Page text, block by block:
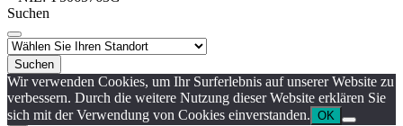
Suchen
Suchen
Wir verwenden Cookies, um Ihr Surferlebnis auf unserer Website zu
verbessern. Durch die weitere Nutzung dieser Website erklären Sie
sich mit der Verwendung von Cookies einverstanden. OK